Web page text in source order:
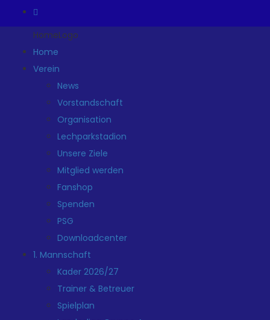
HomeLogo
Home
Verein
News
Vorstandschaft
Organisation
Lechparkstadion
Unsere Ziele
Mitglied werden
Fanshop
Spenden
PSG
Downloadcenter
1. Mannschaft
Kader 2026/27
Trainer & Betreuer
Spielplan